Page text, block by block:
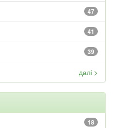
47
41
39
далі >
18